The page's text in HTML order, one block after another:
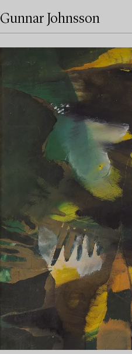
Gunnar Johnsson